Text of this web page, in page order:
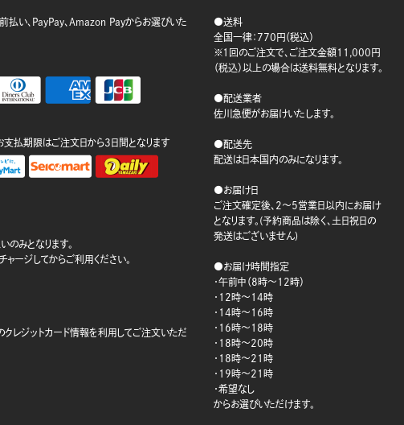
前払い、PayPay、Amazon Payからお選びいた
支払期限はご注文日から3日間となります
のみとなります。
ージしてからご利用ください。
レジットカード情報を利用してご注文いただ
●送料
全国一律：770円（税込）
※1回のご注文で、ご注文金額11,000円
（税込）以上の場合は送料無料となります。
●配送業者
佐川急便がお届けいたします。
●配送先
配送は日本国内のみになります。
●お届け日
ご注文確定後、2～5営業日以内にお届け
となります。(予約商品は除く、土日祝日の
発送はございません)
●お届け時間指定
・午前中（8時～12時）
・12時～14時
・14時～16時
・16時～18時
・18時～20時
・18時～21時
・19時～21時
・希望なし
からお選びいただけます。